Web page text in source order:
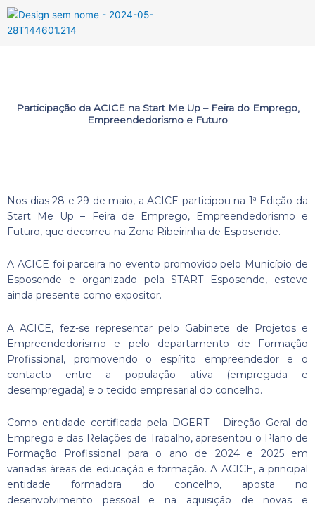
Participação da ACICE na Start Me Up – Feira do Emprego,
Empreendedorismo e Futuro
Nos dias 28 e 29 de maio, a ACICE participou na 1ª Edição da
Start Me Up – Feira de Emprego, Empreendedorismo e
Futuro, que decorreu na Zona Ribeirinha de Esposende.
A ACICE foi parceira no evento promovido pelo Município de
Esposende e organizado pela START Esposende, esteve
ainda presente como expositor.
A ACICE, fez-se representar pelo Gabinete de Projetos e
Empreendedorismo e pelo departamento de Formação
Profissional, promovendo o espírito empreendedor e o
contacto entre a população ativa (empregada e
desempregada) e o tecido empresarial do concelho.
Como entidade certificada pela DGERT – Direção Geral do
Emprego e das Relações de Trabalho, apresentou o Plano de
Formação Profissional para o ano de 2024 e 2025 em
variadas áreas de educação e formação. A ACICE, a principal
entidade formadora do concelho, aposta no
desenvolvimento pessoal e na aquisição de novas e